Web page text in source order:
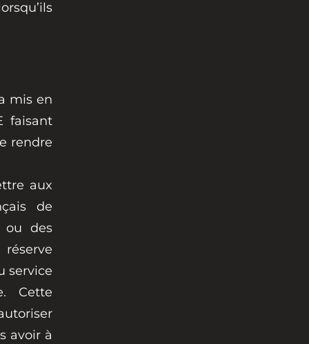
mis en
faisant
rendre
aux
de
ou des
service
Cette
avoir à